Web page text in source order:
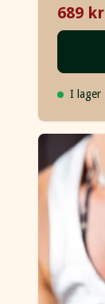
689 kr
I lager